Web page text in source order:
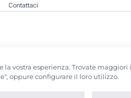
Contattaci
vostra esperienza. Trovate
oppure configurare il loro utilizzo.